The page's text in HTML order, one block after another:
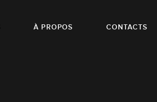
À PROPOS CONTACTS